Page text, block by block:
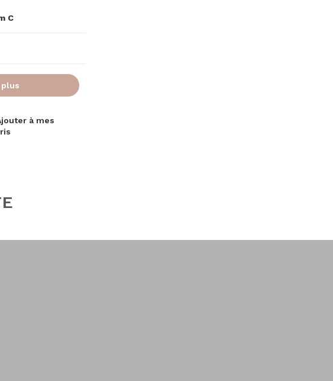
C
plus
à mes